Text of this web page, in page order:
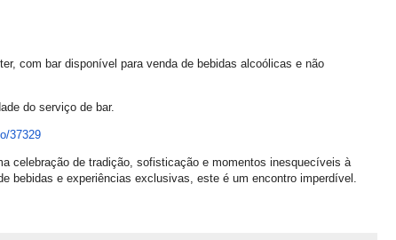
com bar disponível para venda de bebidas alcoólicas e não
do serviço de bar.
37329
celebração de tradição, sofisticação e momentos inesquecíveis à
bebidas e experiências exclusivas, este é um encontro imperdível.